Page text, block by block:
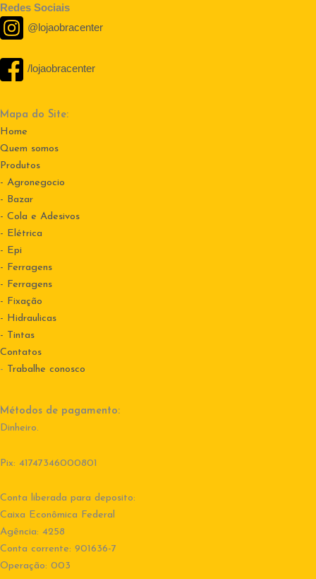
Redes Sociais
@lojaobracenter
/lojaobracenter
Mapa do Site:
Home
Quem somos
Produtos
- Agronegocio
- Bazar
- Cola e Adesivos
- Elétrica
- Epi
- Ferragens
- Ferragens
- Fixação
- Hidraulicas
- Tintas
Contatos
- Trabalhe conosco
Métodos de pagamento:
Dinheiro.
Pix: 41747346000801
Conta liberada para deposito:
Caixa Econômica Federal
Agência: 4258
Conta corrente: 901636-7
Operação: 003